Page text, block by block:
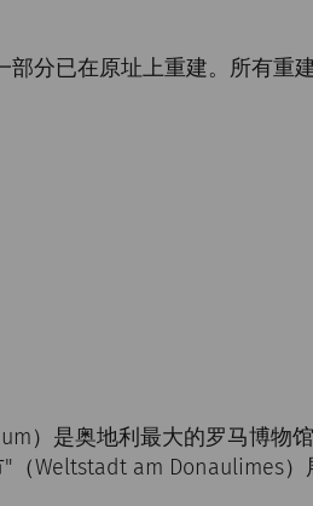
分已在原址上重建。所有重
）是奥地利最大的罗马博物
Weltstadt am Donaulimes）